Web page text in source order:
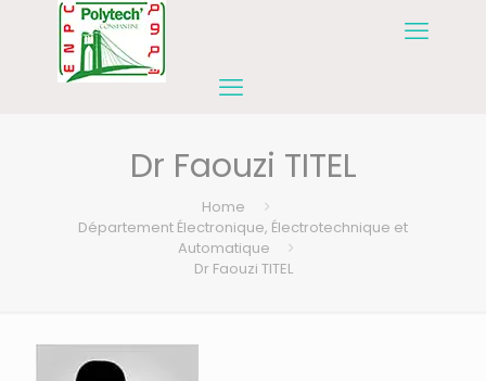
Dr Faouzi TITEL
Home
Département Électronique, Électrotechnique et
Automatique
Dr Faouzi TITEL